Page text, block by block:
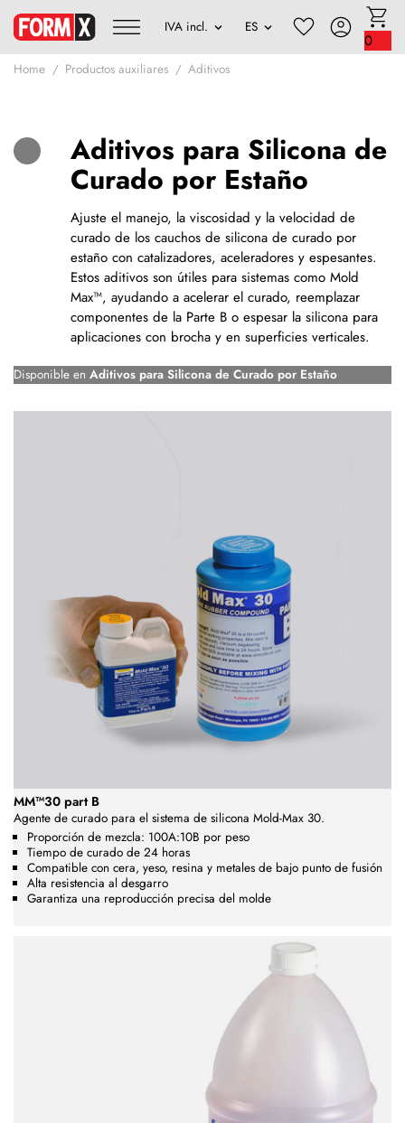
0
Home Productos auxiliares Aditivos
Aditivos para Silicona de
Curado por Estaño
Ajuste el manejo, la viscosidad y la velocidad de
curado de los cauchos de silicona de curado por
estaño con catalizadores, aceleradores y espesantes.
Estos aditivos son útiles para sistemas como Mold
Max™, ayudando a acelerar el curado, reemplazar
componentes de la Parte B o espesar la silicona para
aplicaciones con brocha y en superficies verticales.
Disponible en Aditivos para Silicona de Curado por Estaño
MM™30 part B
Agente de curado para el sistema de silicona Mold-Max 30.
Proporción de mezcla: 100A:10B por peso
Tiempo de curado de 24 horas
Compatible con cera, yeso, resina y metales de bajo punto de fusión
Alta resistencia al desgarro
Garantiza una reproducción precisa del molde